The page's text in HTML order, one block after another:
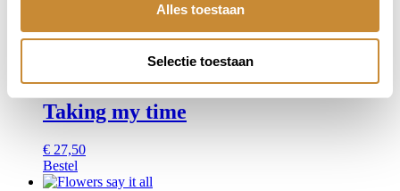
Alles toestaan
Selectie toestaan
Gerelateerde producten
Taking my time
€ 27,50
Bestel